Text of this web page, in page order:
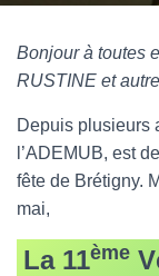
Bonjour à toutes
RUSTINE et
Depuis plusieurs
l’ADEMUB, est
fête de Brétigny.
mai,
La 11ème